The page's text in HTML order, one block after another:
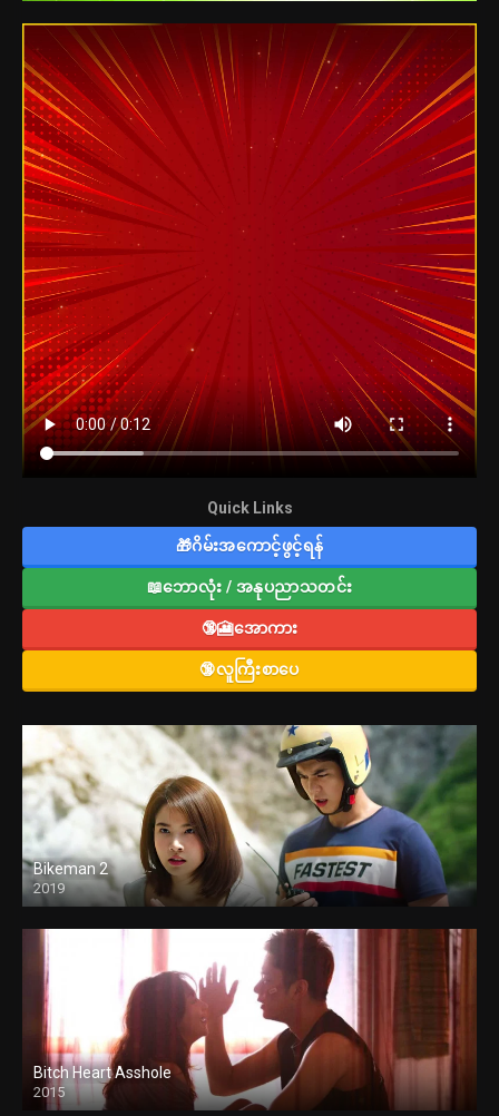
Quick Links
🎁ဂိမ်းအကောင့်ဖွင့်ရန်
📖ဘောလုံး / အနုပညာသတင်း
🔞🎦အောကား
🔞လူကြီးစာပေ
Bikeman 2
2019
Bitch Heart Asshole
2015